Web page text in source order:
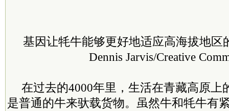
基因让牦牛能够更好地适应高海拔地区
Dennis Jarvis/Creative
在过去的4000年里，生活在青藏高原上
是普通的牛来驮载货物。虽然牛和牦牛